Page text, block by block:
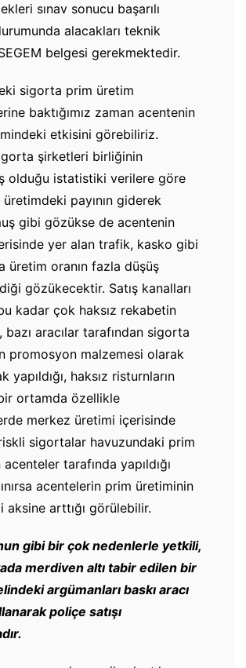
sınav sonucu başarılı
alacakları teknik
belgesi gerekmektedir.
sigorta prim üretim
baktığımız zaman acentenin
etkisini görebiliriz.
şirketleri birliğinin
olduğu istatistiki verilere göre
payının giderek
gibi gözükse de acentenin
yer alan trafik, kasko gibi
üretim oranın fazla düşüş
gözükecektir. Satış kanalları
kadar çok haksız rekabetin
bazı aracılar tarafından sigorta
promosyon malzemesi olarak
yapıldığı, haksız risturnların
bir ortamda özellikle
merkez üretimi içerisinde
sigortalar havuzundaki prim
tarafında yapıldığı
acentelerin prim üretiminin
aksine arttığı görülebilir.
gibi bir çok nedenlerle yetkili,
merdiven altı tabir edilen bir
argümanları baskı aracı
poliçe satışı